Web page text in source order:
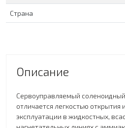
Страна
Описание
Сервоуправляемый соленоидный
отличается легкостью открытия
эксплуатации в жидкостных,